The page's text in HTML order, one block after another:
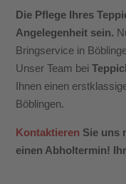
Die Pflege Ihres
Angelegenheit sein.
Bringservice in
Unser Team bei
Ihnen einen
Böblingen.
Kontaktieren Sie uns
einen Abholtermin!